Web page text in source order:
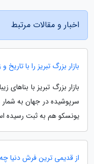
اخبار و مقالات مرتبط
بازار بزرگ تبریز را با
بازار بزرگ تبریز با
سرپوشیده در جهان به
یونسکو هم به ثبت رسیده
از قدیمی ترین فرش دنیا